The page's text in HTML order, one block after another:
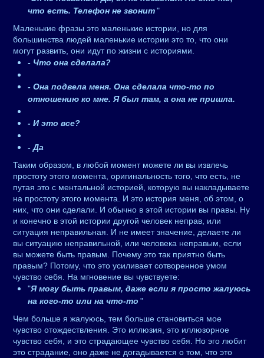
что есть. Телефон не звонит"
Маленькие фразы это маленькие истории, но для
большинства людей маленькие истории это то, что они
могут развить, они идут по жизни с историями.
- Что она сделала?
- Она подвела меня. Она сделала что-то по
отношению ко мне. Я был там, а она не пришла.
- И это все?
- Да
Таким образом, в любой момент можете ли вы извлечь
простоту этого момента, оригинальность того, что есть, не
путая это с ментальной историей, которую вы накладываете
на простоту этого момента. И это история меня, об этом, о
них, что они сделали. И обычно в этой истории вы правы. Ну
и конечно в этой истории другой человек неправ, или
ситуация неправильная. И не имеет значение, делаете ли
вы ситуацию неправильной, или человека неправым, если
вы можете быть правым. Почему это так приятно быть
правым? Потому, что это усиливает сотворенное умом
чувство себя. На мгновение вы чувствуете:
"Я могу быть правым, даже если я просто жалуюсь
на кого-то или на что-то "
Чем больше я жалуюсь, тем больше становиться мое
чувство отождествления. Это иллюзия, это иллюзорное
чувство себя, и это страдающее чувство себя. Но эго любит
это страдание, оно даже не догадывается о том, что это